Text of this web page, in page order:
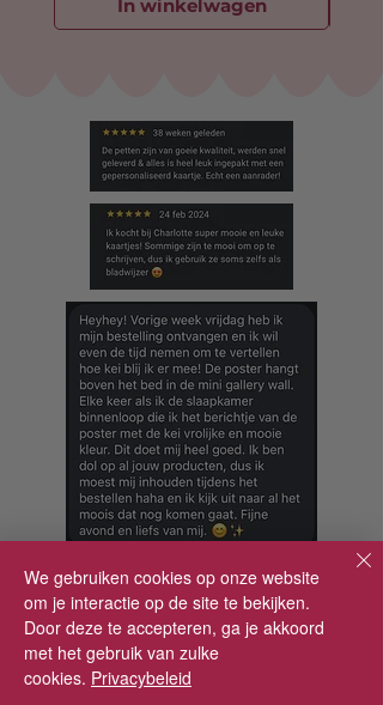
In winkelwagen
We gebruiken cookies op onze website
om je interactie op de site te bekijken.
Door deze te accepteren, ga je akkoord
met het gebruik van zulke
cookies. Privacybeleid